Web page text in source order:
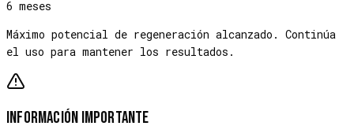
6 meses
Máximo potencial de regeneración alcanzado. Continúa
el uso para mantener los resultados.
Información importante